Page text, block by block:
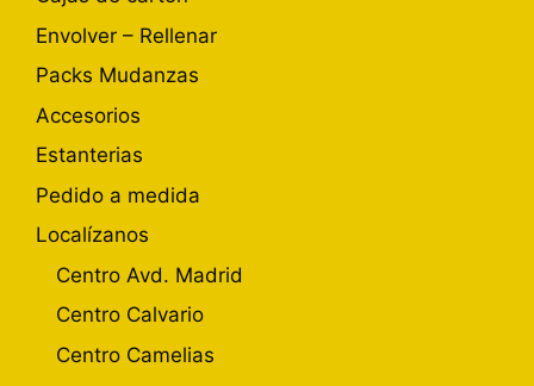
Envolver – Rellenar
Packs Mudanzas
Accesorios
Estanterias
Pedido a medida
Localízanos
Centro Avd. Madrid
Centro Calvario
Centro Camelias